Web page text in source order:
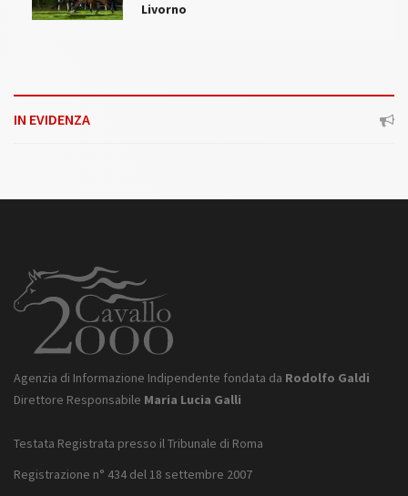
Livorno
IN EVIDENZA
Agenzia di Informazione Indipendente fondata da Rodolfo Galdi
Direttore Responsabile Maria Lucia Galli
Testata Registrata presso il Tribunale di Roma
Registrazione n° 434 del 18 settembre 2007